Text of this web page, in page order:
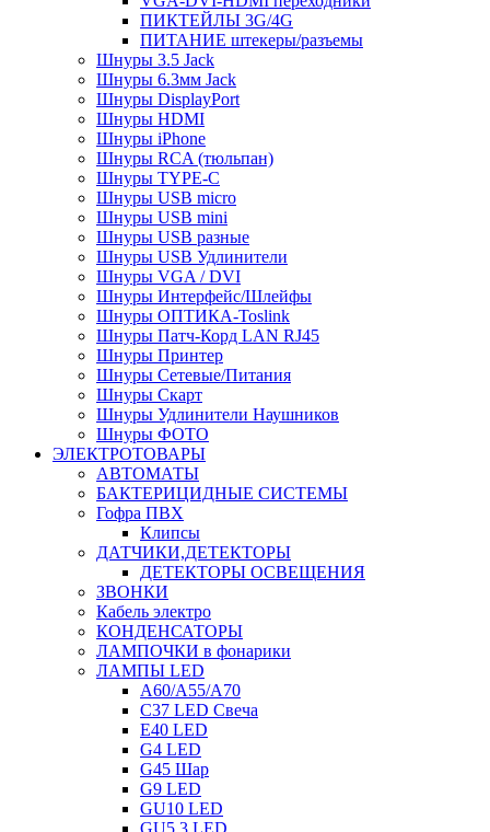
ПИКТЕЙЛЫ 3G/4G
ПИТАНИЕ штекеры/разъемы
Шнуры 3.5 Jack
Шнуры 6.3мм Jack
Шнуры DisplayPort
Шнуры HDMI
Шнуры iPhone
Шнуры RCA (тюльпан)
Шнуры TYPE-C
Шнуры USB micro
Шнуры USB mini
Шнуры USB разные
Шнуры USB Удлинители
Шнуры VGA / DVI
Шнуры Интерфейс/Шлейфы
Шнуры ОПТИКА-Toslink
Шнуры Патч-Корд LAN RJ45
Шнуры Принтер
Шнуры Сетевые/Питания
Шнуры Скарт
Шнуры Удлинители Наушников
Шнуры ФОТО
ЭЛЕКТРОТОВАРЫ
АВТОМАТЫ
БАКТЕРИЦИДНЫЕ СИСТЕМЫ
Гофра ПВХ
Клипсы
ДАТЧИКИ,ДЕТЕКТОРЫ
ДЕТЕКТОРЫ ОСВЕЩЕНИЯ
ЗВОНКИ
Кабель электро
КОНДЕНСАТОРЫ
ЛАМПОЧКИ в фонарики
ЛАМПЫ LED
A60/A55/A70
C37 LED Свеча
E40 LED
G4 LED
G45 Шар
G9 LED
GU10 LED
GU5.3 LED